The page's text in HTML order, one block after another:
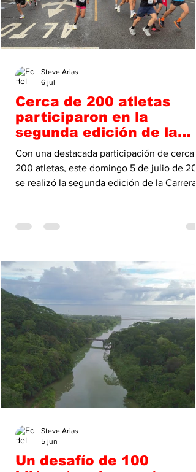
Cerca de 200 atletas
participaron en la
segunda edición de la
Carrera de las
Vocaciones
Con una destacada participación de cerca
200 atletas, este domingo 5 de julio de
se realizó la segunda edición de la Carrera
Zeledón. La actividad reunió a corredores,
quienes participaron en las distancias de 5
de la Diócesis de San Isidro.
Steve Arias
6 jul
Un desafío de 100
Steve Arias
5 jun